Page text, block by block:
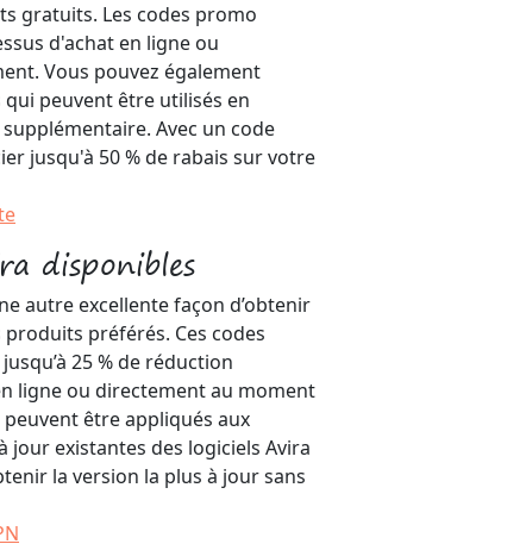
gratuits. Les codes promo
d'achat en ligne ou
Vous pouvez également
peuvent être utilisés en
Avec un code
jusqu'à 50 % de rabais sur votre
disponibles
autre excellente façon d’obtenir
préférés. Ces codes
25 % de réduction
ligne ou directement au moment
être appliqués aux
jour existantes des logiciels Avira
la version la plus à jour sans